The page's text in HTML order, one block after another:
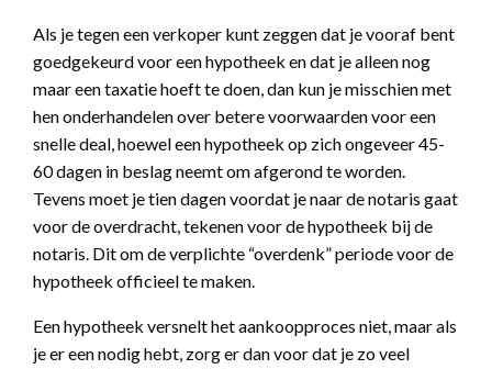
Als je tegen een verkoper kunt zeggen dat je vooraf bent
goedgekeurd voor een hypotheek en dat je alleen nog
maar een taxatie hoeft te doen, dan kun je misschien met
hen onderhandelen over betere voorwaarden voor een
snelle deal, hoewel een hypotheek op zich ongeveer 45-
60 dagen in beslag neemt om afgerond te worden.
Tevens moet je tien dagen voordat je naar de notaris gaat
voor de overdracht, tekenen voor de hypotheek bij de
notaris. Dit om de verplichte “overdenk” periode voor de
hypotheek officieel te maken.
Een hypotheek versnelt het aankoopproces niet, maar als
je er een nodig hebt, zorg er dan voor dat je zo veel